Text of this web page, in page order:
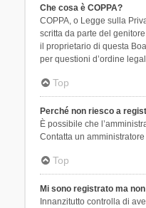
Che cosa è COPPA?
COPPA, o Legge sulla
scritta da parte del
il proprietario di questa
per questioni d’ordine
Top
Perché non riesco a
È possibile che
Contatta un
Top
Mi sono registrato ma
Innanzitutto controlla di